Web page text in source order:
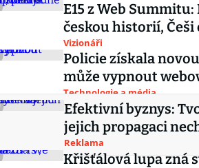
E15 z Web
českou historií, Češi
Vizionáři
Policie získala
může vypnout
Technologie a média
Efektivní byznys:
jejich propagaci
Reklama
Křišťálová lupa zná